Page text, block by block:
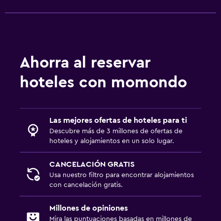
Botiquín de primeros auxilios
Caja fuerte
Servicio de despertador
Servicio de conserjería
Instalaciones para reuniones
Servicio de habitaciones
Recepción 24 horas
Ahorra al reservar
hoteles con momondo
Las mejores ofertas de hoteles para ti
Descubre más de 3 millones de ofertas de
hoteles y alojamientos en un solo lugar.
CANCELACIÓN GRATIS
Usa nuestro filtro para encontrar alojamientos
con cancelación gratis.
Millones de opiniones
Mira las puntuaciones basadas en millones de